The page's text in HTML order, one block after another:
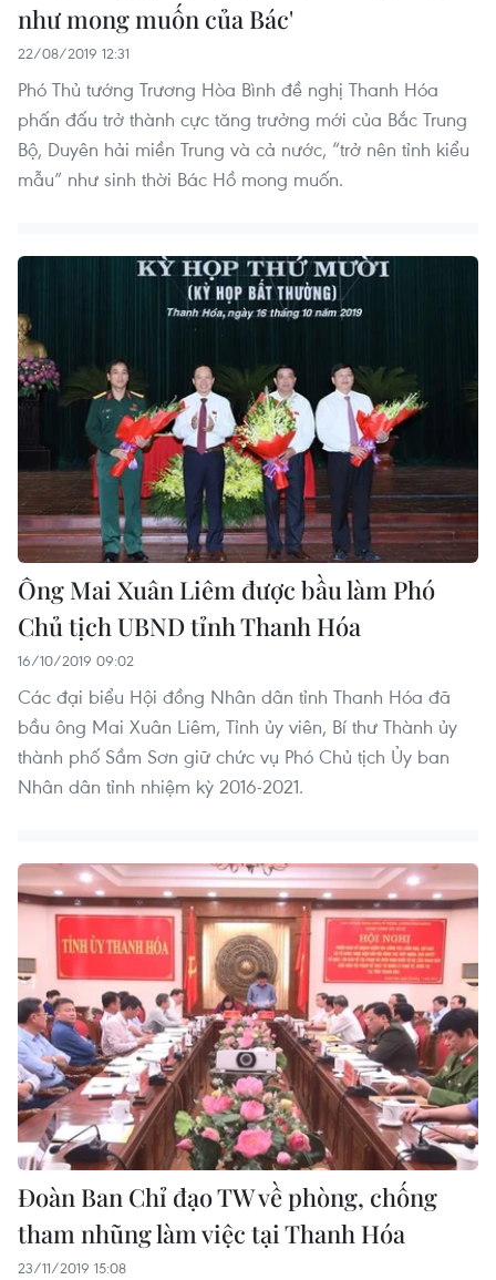
như mong muốn của Bác'
22/08/2019 12:31
Phó Thủ tướng Trương Hòa Bình đề nghị Thanh Hóa
phấn đấu trở thành cực tăng trưởng mới của Bắc Trung
Bộ, Duyên hải miền Trung và cả nước, “trở nên tỉnh kiểu
mẫu” như sinh thời Bác Hồ mong muốn.
Ông Mai Xuân Liêm được bầu làm Phó
Chủ tịch UBND tỉnh Thanh Hóa
16/10/2019 09:02
Các đại biểu Hội đồng Nhân dân tỉnh Thanh Hóa đã
bầu ông Mai Xuân Liêm, Tỉnh ủy viên, Bí thư Thành ủy
thành phố Sầm Sơn giữ chức vụ Phó Chủ tịch Ủy ban
Nhân dân tỉnh nhiệm kỳ 2016-2021.
Đoàn Ban Chỉ đạo TW về phòng, chống
tham nhũng làm việc tại Thanh Hóa
23/11/2019 15:08